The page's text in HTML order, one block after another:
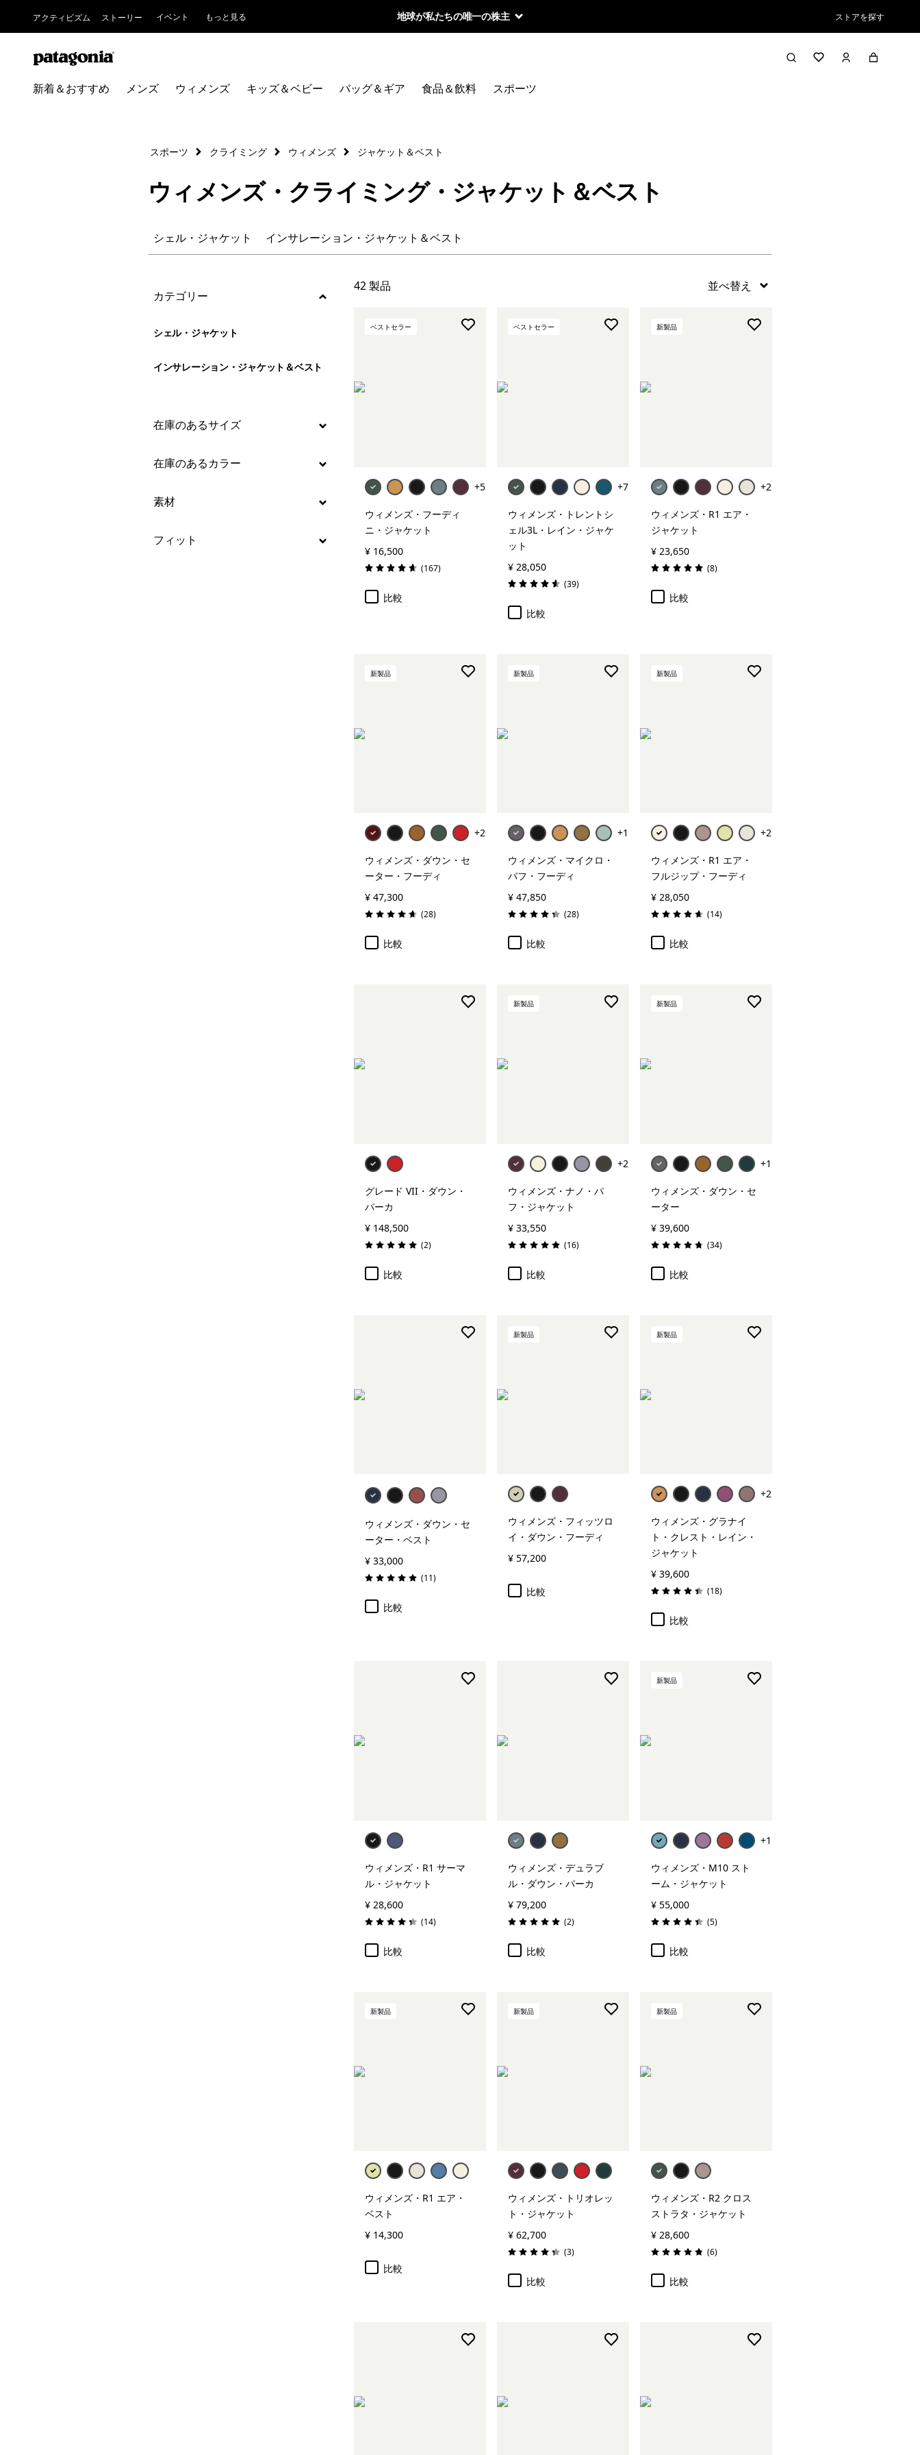
アクティビズム ストーリー イベント もっと見る 地球が私たちの唯一の株主 ストアを探す
新着＆おすすめ メンズ ウィメンズ キッズ＆ベビー バッグ＆ギア 食品＆飲料 スポーツ
絞り込み
在庫のあるサイズ
絞り込み
在庫のあるカラー
スポーツ クライミング ウィメンズ ジャケット＆ベスト
ウィメンズ・クライミング・ジャケット＆ベスト
シェル・ジャケット インサレーション・ジャケット＆ベスト
絞り込み
カテゴリー
シェル・ジャケット
インサレーション・ジャケット＆ベスト
絞り込み
在庫のあるサイズ
絞り込み
在庫のあるカラー
絞り込み
素材
絞り込み
フィット
42 製品
ベストセラー
+5
ウィメンズ・フーディ
ニ・ジャケット
¥ 16,500
評価: 4.7 / 5 (167レビュー
)
比較
ベストセラー
+7
ウィメンズ・トレントシ
ェル3L・レイン・ジャケ
ット
¥ 28,050
評価: 4.6 / 5 (39レビュー
)
比較
新製品
+2
ウィメンズ・R1 エア・
ジャケット
¥ 23,650
評価: 5.0 / 5 (8レビュー
)
比較
新製品
+2
ウィメンズ・ダウン・セ
ーター・フーディ
¥ 47,300
評価: 4.6 / 5 (28レビュー
)
比較
新製品
+1
ウィメンズ・マイクロ・
パフ・フーディ
¥ 47,850
評価: 4.3 / 5 (28レビュー
)
比較
新製品
+2
ウィメンズ・R1 エア・
フルジップ・フーディ
¥ 28,050
評価: 4.6 / 5 (14レビュー
)
比較
グレード VII・ダウン・
パーカ
¥ 148,500
評価: 5.0 / 5 (2レビュー
)
比較
新製品
+2
ウィメンズ・ナノ・パ
フ・ジャケット
¥ 33,550
評価: 4.9 / 5 (16レビュー
)
比較
新製品
+1
ウィメンズ・ダウン・セ
ーター
¥ 39,600
評価: 4.7 / 5 (34レビュー
)
比較
ウィメンズ・ダウン・セ
ーター・ベスト
¥ 33,000
評価: 4.9 / 5 (11レビュー
)
比較
新製品
ウィメンズ・フィッツロ
イ・ダウン・フーディ
¥ 57,200
比較
新製品
+2
ウィメンズ・グラナイ
ト・クレスト・レイン・
ジャケット
¥ 39,600
評価: 4.4 / 5 (18レビュー
)
比較
ウィメンズ・R1 サーマ
ル・ジャケット
¥ 28,600
評価: 4.4 / 5 (14レビュー
)
比較
ウィメンズ・デュラブ
ル・ダウン・パーカ
¥ 79,200
評価: 5.0 / 5 (2レビュー
)
比較
新製品
+1
ウィメンズ・M10 スト
ーム・ジャケット
¥ 55,000
評価: 4.4 / 5 (5レビュー
)
比較
新製品
ウィメンズ・R1 エア・
ベスト
¥ 14,300
比較
新製品
ウィメンズ・トリオレッ
ト・ジャケット
¥ 62,700
評価: 4.3 / 5 (3レビュー
)
比較
新製品
ウィメンズ・R2 クロス
ストラタ・ジャケット
¥ 28,600
評価: 4.8 / 5 (6レビュー
)
比較